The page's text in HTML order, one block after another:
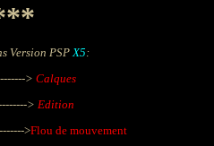
Version PSPX5:
> Calques
> Edition
>Flou de mouvement